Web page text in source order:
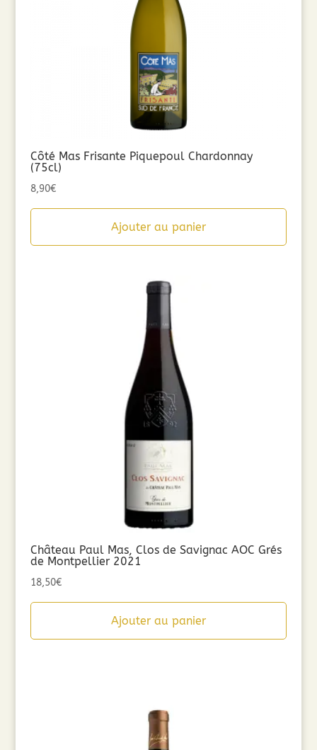
Côté Mas Frisante Piquepoul Chardonnay
(75cl)
8,90€
Ajouter au panier
Château Paul Mas, Clos de Savignac AOC Grés
de Montpellier 2021
18,50€
Ajouter au panier